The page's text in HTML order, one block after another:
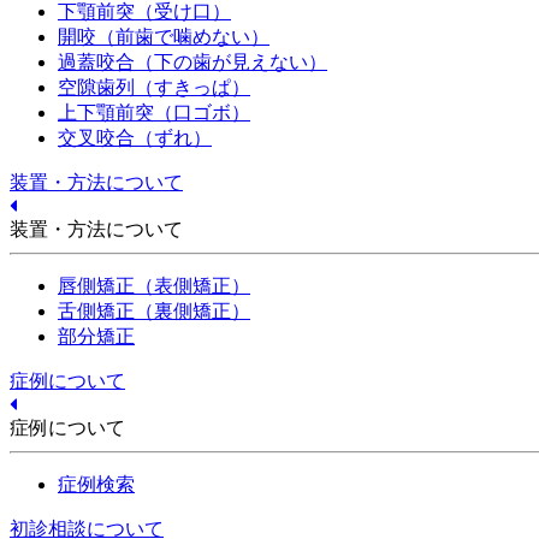
下顎前突（受け口）
開咬（前歯で噛めない）
過蓋咬合（下の歯が見えない）
空隙歯列（すきっぱ）
上下顎前突（口ゴボ）
交叉咬合（ずれ）
装置・方法について
装置・方法について
唇側矯正（表側矯正）
舌側矯正（裏側矯正）
部分矯正
症例について
症例について
症例検索
初診相談について